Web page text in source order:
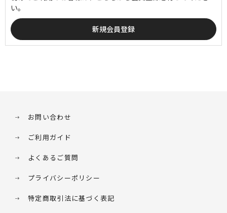
い。
お問い合わせ
ご利用ガイド
よくあるご質問
プライバシーポリシー
特定商取引法に基づく表記